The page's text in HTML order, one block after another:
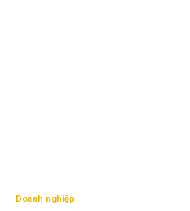
Doanh nghiệp